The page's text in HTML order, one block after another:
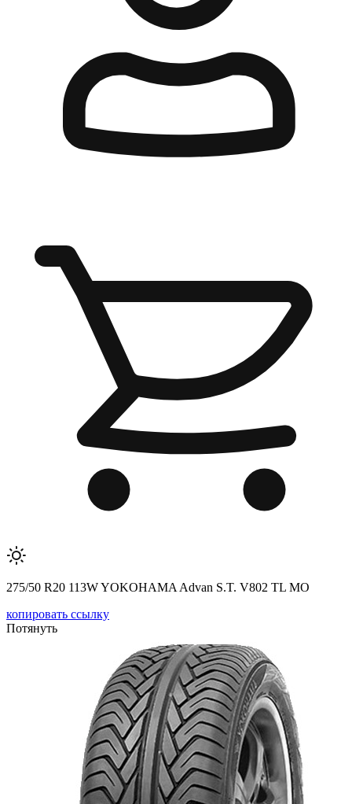
275/50 R20 113W YOKOHAMA Advan S.T. V802 TL MO
копировать ссылку
Потянуть